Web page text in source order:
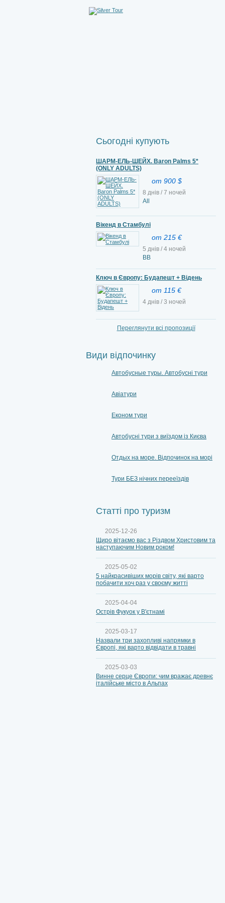
Сьогодні купують
ШАРМ-ЕЛЬ-ШЕЙХ. Baron Palms 5*
(ONLY ADULTS)
от 900 $
8 днів / 7 ночей
All
Вікенд в Стамбулі
от 215 €
5 днів / 4 ночей
ВВ
Ключ в Європу: Будапешт + Відень
от 115 €
4 днів / 3 ночей
Переглянути всі пропозиції
Види відпочинку
Автобусные туры. Автобусні тури
Авіатури
Економ тури
Автобусні тури з виїздом із Києва
Отдых на море. Відпочинок на морі
Тури БЕЗ нічних перееїздів
Статті про туризм
2025-12-26
Щиро вітаємо вас з Різдвом Христовим та
наступаючим Новим роком!
2025-05-02
5 найкрасивіших морів світу, які варто
побачити хоч раз у своєму житті
2025-04-04
Острів Фукуок у В'єтнамі
2025-03-17
Назвали три захопливі напрямки в
Європі, які варто відвідати в травні
2025-03-03
Винне серце Європи: чим вражає древнє
італійське місто в Альпах